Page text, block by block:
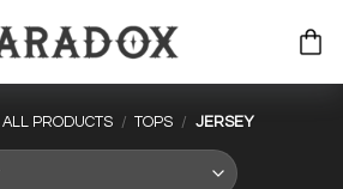
ALL PRODUCTS / TOPS / JERSEY